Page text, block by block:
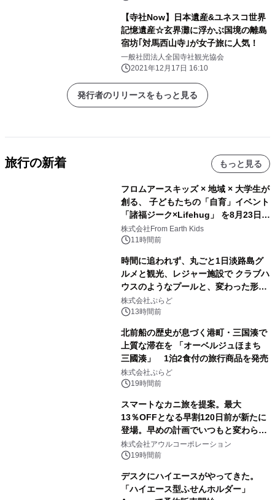
【寺社Now】日本遺産&ユネスコ世界
記憶遺産☆玄界灘に浮かぶ国境の離島
宿坊｢対馬西山寺｣が女子旅に人気！
一般社団法人全国寺社観光協会
2021年12月17日 16:10
発行者のリリースをもっと見る
旅行の新着 もっと見る
フロムアースキッズ × 地域 × 大学生が
創る、 子どもたちの「自育」イベント
「諸福ジーク×Lifehug」 を8月23日
(日)開催
株式会社From Earth Kids
11時間前
時間に追われず、丸ごと1日淡路島グ
ルメと観光、レジャー施設で クラブハ
ウスのようなプールと、変わった形の
サウナも 「THE BOXY AWAJI」のお
得な素泊まり連泊プランで
株式会社ぷらど
13時間前
北前船の歴史が息づく港町・三国湊で
上質な滞在を 「オーベルジュほまち
三國湊」 1泊2食付の旅行商品を発売
株式会社ぷらど
19時間前
スマートなカニ旅を提案。最大
13％OFFとなる早割120日前が新たに
登場。早めの計画でいつもと変わらぬ
大人の冬旅を。ー夕日ヶ浦温泉「佳松
苑 別邸ふうか」ー
株式会社アウルコーポレーション
19時間前
デスクにハイエースがやってきた。
「ハイエース型ふせんホルダー」